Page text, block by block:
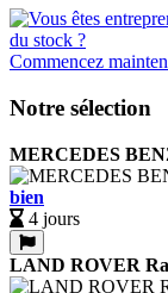
Commencez
Notre sélection
MERCEDES
bien
4 jours
LAND ROVER